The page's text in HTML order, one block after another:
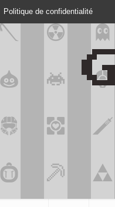
Politique de confidentialité